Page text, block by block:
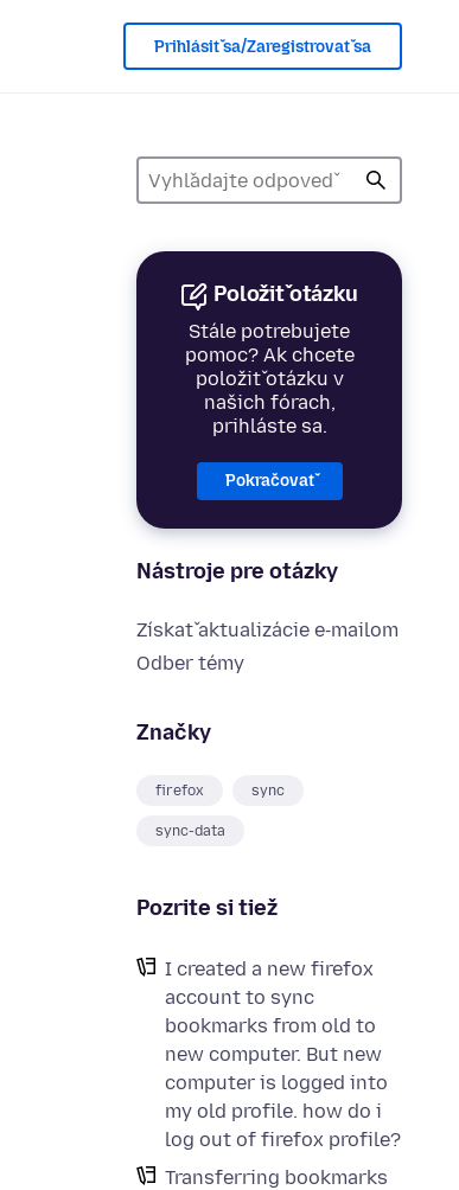
Prihlásiť sa/Zaregistrovať sa
Položiť otázku
Stále potrebujete
pomoc? Ak chcete
položiť otázku v
našich fórach,
prihláste sa.
Pokračovať
Nástroje pre otázky
Získať aktualizácie e‑mailom
Odber témy
Značky
firefox sync
sync-data
Pozrite si tiež
I created a new firefox
account to sync
bookmarks from old to
new computer. But new
computer is logged into
my old profile. how do i
log out of firefox profile?
Transferring bookmarks